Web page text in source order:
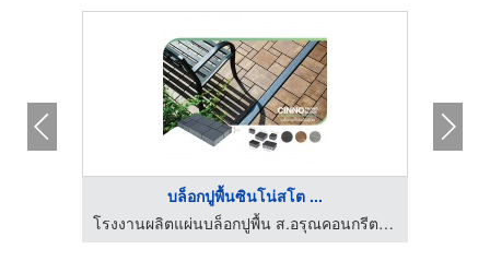
บล็อกปูพื้นซินโน่สโต ...
โรงงานผลิตแผ่นบล็อกปูพื้น ส.อรุณคอนกรีต ปทุมธานี